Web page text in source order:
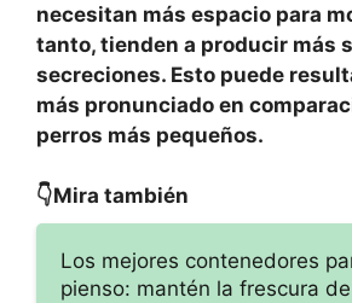
necesitan más espacio para
tanto, tienden a producir más
secreciones. Esto puede
más pronunciado en
perros más pequeños.
👇Mira también
Los mejores contenedores
pienso: mantén la frescura de